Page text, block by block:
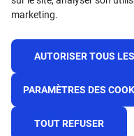
marketing.
AUTORISER TOUS
PARAMÈTRES DES
TOUT REFUSER
© 2021 APOK